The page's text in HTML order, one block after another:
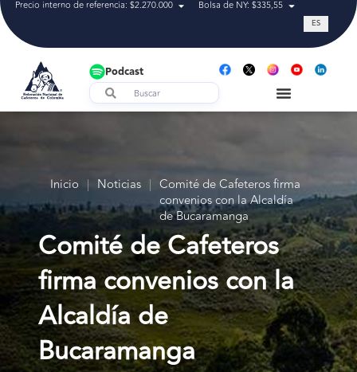
Precio interno de referencia: $2.270.000 Bolsa de NY: $335,55 Tasa de
ES
Podcast
Inicio | Noticias | Comité de Cafeteros firma
convenios con la Alcaldía
de Bucaramanga
Comité de Cafeteros
firma convenios con la
Alcaldía de
Bucaramanga